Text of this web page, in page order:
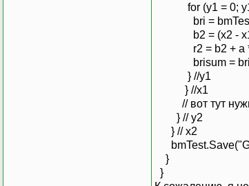
for (y1 = 0; y1
bri =
b2 = (x2 - x1)
r2 = b2 + a *
brisum =
} //y1
} //x1
// вот тут нужно
} // y2
} // x2
}
}